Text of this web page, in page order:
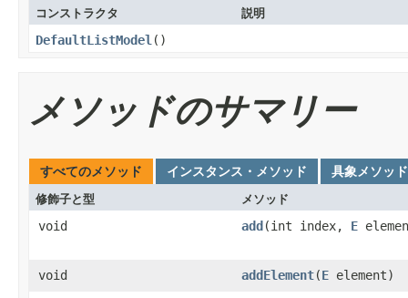
コンストラクタ 説明
DefaultListModel ()
メソッドのサマリー
すべてのメソッド インスタンス・メソッド 具象メソッド
修飾子と型 メソッド
void add(int index, E
void addElement(E element)